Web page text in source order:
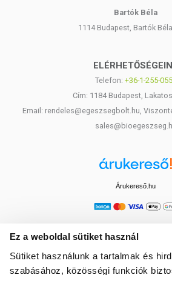
Ez a weboldal sütiket használ
Sütiket használunk a tartalmak és
szabásához, közösségi funkciók
Bartók Béla
1114 Budapest, Bartók
Telefon: +36-1-255-
Cím: 1184 Budapest,
Email: rendeles@egeszsegbolt.hu,
Árukereső.hu